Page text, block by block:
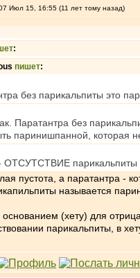
Июл 15, 16:55 (11 лет тому назад)
:
пишет:
без парикальпиты это
Паратантра без
паринишпанной, которая
парикальпиты
пустота, а паратантра -
называется
основанием (хету) для
парикальпиты, в